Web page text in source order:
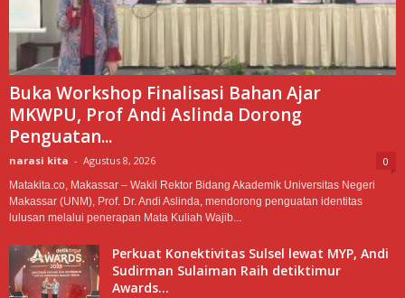
Buka Workshop Finalisasi Bahan Ajar
MKWPU, Prof Andi Aslinda Dorong
Penguatan...
narasi kita - Agustus 8, 2026 0
Matakita.co, Makassar – Wakil Rektor Bidang Akademik Universitas Negeri
Makassar (UNM), Prof. Dr. Andi Aslinda, mendorong penguatan identitas
lulusan melalui penerapan Mata Kuliah Wajib...
Perkuat Konektivitas Sulsel lewat MYP, Andi
Sudirman Sulaiman Raih detiktimur
Awards...